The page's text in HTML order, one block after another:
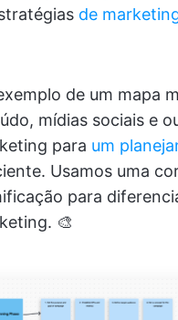
de
de um mapa
mídias sociais e
para um
Usamos uma
para
🎨